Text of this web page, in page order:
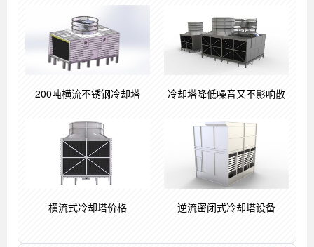
200吨横流不锈钢冷却塔 冷却塔降低噪音又不影响散
横流式冷却塔价格 逆流密闭式冷却塔设备